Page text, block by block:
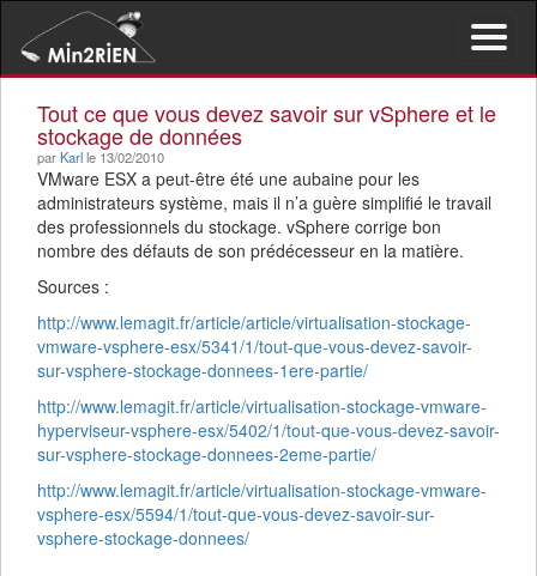
Activer/
le
de
Tout ce que vous devez savoir sur vSphere et le
stockage de données
parKarlle 13/02/2010
VMware ESX a peut-être été une aubaine pour les
administrateurs système, mais il n’a guère simplifié le travail
des professionnels du stockage. vSphere corrige bon
nombre des défauts de son prédécesseur en la matière.
Sources :
http://www.lemagit.fr/article/article/virtualisation-stockage-
vmware-vsphere-esx/5341/1/tout-que-vous-devez-savoir-
sur-vsphere-stockage-donnees-1ere-partie/
http://www.lemagit.fr/article/virtualisation-stockage-vmware-
hyperviseur-vsphere-esx/5402/1/tout-que-vous-devez-savoir-
sur-vsphere-stockage-donnees-2eme-partie/
http://www.lemagit.fr/article/virtualisation-stockage-vmware-
vsphere-esx/5594/1/tout-que-vous-devez-savoir-sur-
vsphere-stockage-donnees/